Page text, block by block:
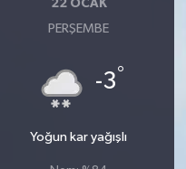
22 OCAK
PERŞEMBE
-3°
Yoğun kar yağışlı